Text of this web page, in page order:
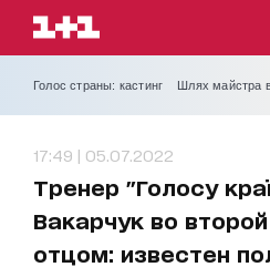
Голос страны: кастинг Шлях майстра
17:49 | 05.07.2022
Тренер "Голосу
Вакарчук во
отцом: известен